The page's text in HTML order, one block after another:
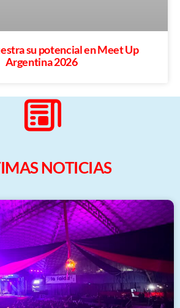
su potencial en Meet Up
Argentina 2026
NOTICIAS